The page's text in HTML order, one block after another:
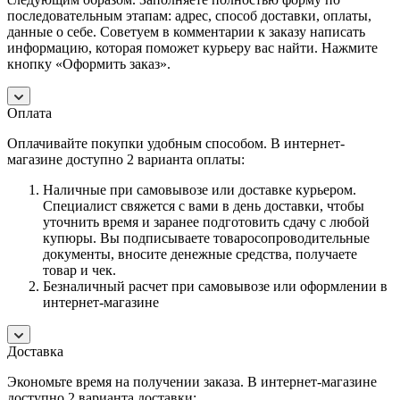
последовательным этапам: адрес, способ доставки, оплаты,
данные о себе. Советуем в комментарии к заказу написать
информацию, которая поможет курьеру вас найти. Нажмите
кнопку «Оформить заказ».
Оплата
Оплачивайте покупки удобным способом. В интернет-
магазине доступно 2 варианта оплаты:
Наличные при самовывозе или доставке курьером.
Специалист свяжется с вами в день доставки, чтобы
уточнить время и заранее подготовить сдачу с любой
купюры. Вы подписываете товаросопроводительные
документы, вносите денежные средства, получаете
товар и чек.
Безналичный расчет при самовывозе или оформлении в
интернет-магазине
Доставка
Экономьте время на получении заказа. В интернет-магазине